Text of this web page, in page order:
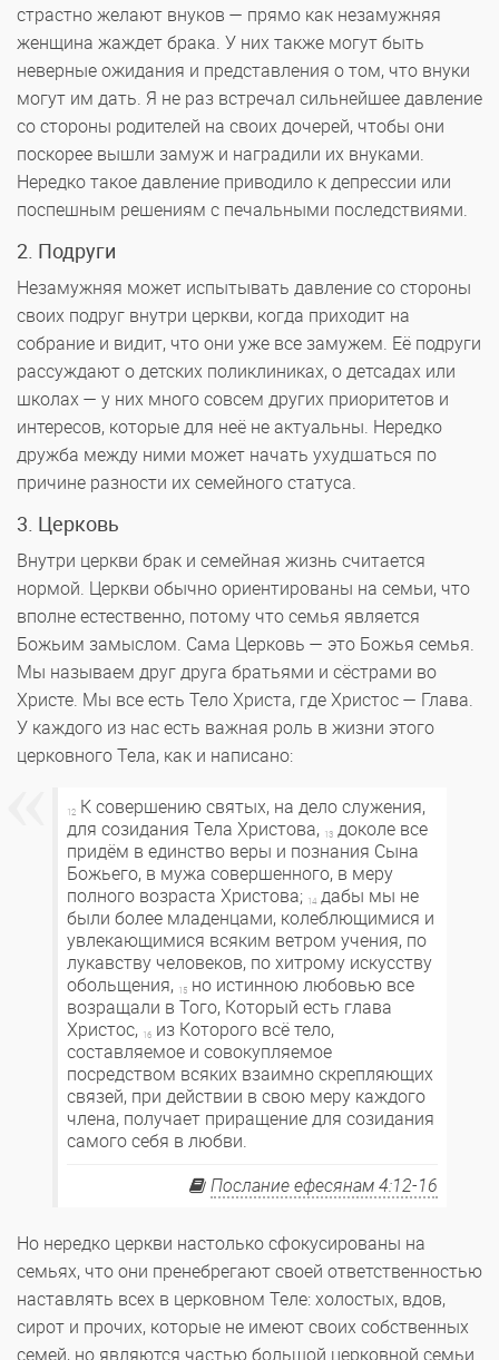
страстно желают внуков — прямо как незамужняя
женщина жаждет брака. У них также могут быть
неверные ожидания и представления о том, что внуки
могут им дать. Я не раз встречал сильнейшее давление
со стороны родителей на своих дочерей, чтобы они
поскорее вышли замуж и наградили их внуками.
Нередко такое давление приводило к депрессии или
поспешным решениям с печальными последствиями.
2. Подруги
Незамужняя может испытывать давление со стороны
своих подруг внутри церкви, когда приходит на
собрание и видит, что они уже все замужем. Её подруги
рассуждают о детских поликлиниках, о детсадах или
школах — у них много совсем других приоритетов и
интересов, которые для неё не актуальны. Нередко
дружба между ними может начать ухудшаться по
причине разности их семейного статуса.
3. Церковь
Внутри церкви брак и семейная жизнь считается
нормой. Церкви обычно ориентированы на семьи, что
вполне естественно, потому что семья является
Божьим замыслом. Сама Церковь — это Божья семья.
Мы называем друг друга братьями и сёстрами во
Христе. Мы все есть Тело Христа, где Христос — Глава.
У каждого из нас есть важная роль в жизни этого
церковного Тела, как и написано:
12
К совершению святых, на дело служения,
для созидания Тела Христова, 13 доколе все
придём в единство веры и познания Сына
Божьего, в мужа совершенного, в меру
полного возраста Христова;
14 дабы мы не
были более младенцами, колеблющимися и
увлекающимися всяким ветром учения, по
лукавству человеков, по хитрому искусству
обольщения, 15 но истинною любовью все
возращали в Того, Который есть глава
Христос, 16 из Которого всё тело,
составляемое и совокупляемое
посредством всяких взаимно скрепляющих
связей, при действии в свою меру каждого
члена, получает приращение для созидания
самого себя в любви.
Послание ефесянам 4:12-16
Но нередко церкви настолько сфокусированы на
семьях, что они пренебрегают своей ответственностью
наставлять всех в церковном Теле: холостых, вдов,
сирот и прочих, которые не имеют своих собственных
семей, но являются частью большой церковной семьи.